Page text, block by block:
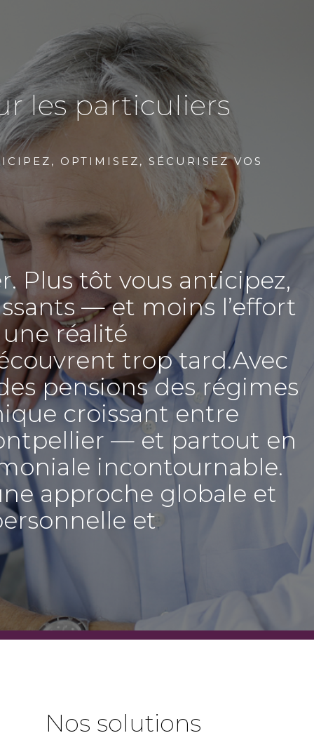
les particuliers
OPTIMISEZ, SÉCURISEZ VOS
Plus tôt vous anticipez,
— et moins l’effort
réalité
trop tard.Avec
pensions des régimes
croissant entre
— et partout en
incontournable.
approche globale et
et
Nos solutions